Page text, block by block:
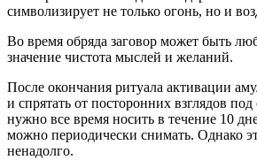
символизирует не только огонь, но и
Во время обряда заговор может быть
значение чистота мыслей и желаний.
После окончания ритуала активации
и спрятать от посторонних взглядов
нужно все время носить в течение 10
можно периодически снимать. Однако
ненадолго.